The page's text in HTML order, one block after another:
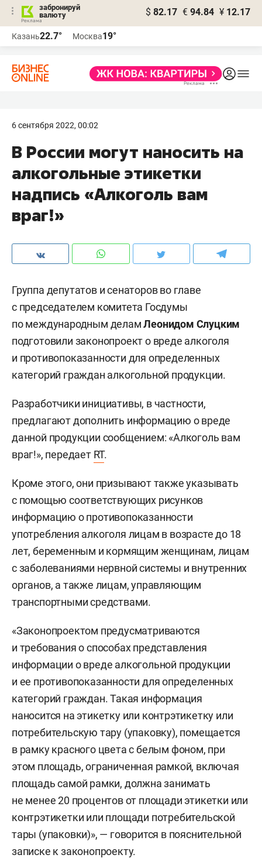
забронируй
валюту
$ 82.17 € 94.84 ¥ 12.17
Казань22.7° Москва19°
6 сентября 2022, 00:02
В России могут наносить на
алкогольные этикетки
надпись «Алкоголь вам
враг!»
Группа депутатов и сенаторов во главе
с председателем комитета Госдумы
по международным деламЛеонидом Слуцким
подготовили законопроект о вреде алкоголя
и противопоказанности для определенных
категорий граждан алкогольной продукции.
Разработчики инициативы, в частности,
предлагают дополнить информацию о вреде
данной продукции сообщением: «Алкоголь вам
враг!», передает RT.
Кроме этого, они призывают также указывать
с помощью соответствующих рисунков
информацию о противопоказанности
употребления алкоголя лицам в возрасте до 18
лет, беременным и кормящим женщинам, лицам
с заболеваниями нервной системы и внутренних
органов, а также лицам, управляющим
транспортными средствами.
«Законопроектом предусматриваются
и требования о способах представления
информации о вреде алкогольной продукции
и ее противопоказанности для определенных
категорий граждан. Такая информация
наносится на этикетку или контрэтикетку или
потребительскую тару (упаковку), помещается
в рамку красного цвета с белым фоном, при
этом площадь, ограниченная рамкой, включая
площадь самой рамки, должна занимать
не менее 20 процентов от площади этикетки или
контрэтикетки или площади потребительской
тары (упаковки)», — говорится в пояснительной
записке к законопроекту.